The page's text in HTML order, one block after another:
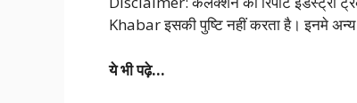
Khabar इसकी पुष्टि नहीं करता है। इनमे अन्य
ये भी पढ़े…